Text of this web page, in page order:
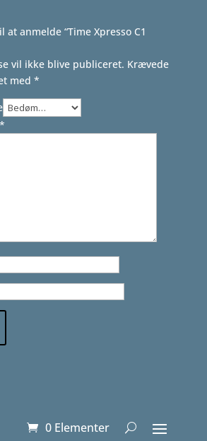
anmelde “Time Xpresso C1
vil ikke blive publiceret. Krævede
med *
*
0 Elementer